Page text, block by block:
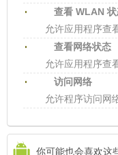
查看 WLAN
允许应用程序查
查看网络状态
允许应用程序查
访问网络
允许程序访问网
你可能也会喜欢这